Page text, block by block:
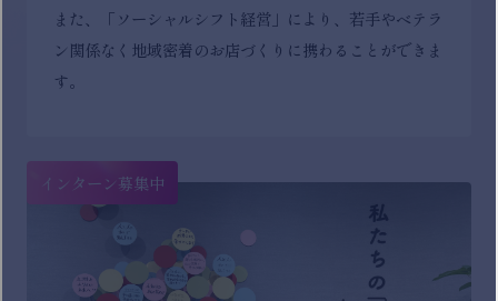
また、「ソーシャルシフト経営」により、若手やベテラ
ン関係なく地域密着のお店づくりに携わることができま
す。
インターン募集中